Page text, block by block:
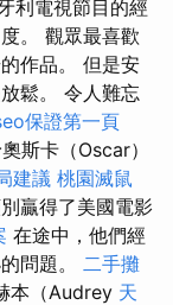
利電視節目的經
。 觀眾最喜歡
作品。 但是安
鬆。 令人難忘
保證第一頁
斯卡（Oscar）
建議 桃園滅鼠
贏得了美國電影
在途中，他們經
問題。 二手攤
本（Audrey 天